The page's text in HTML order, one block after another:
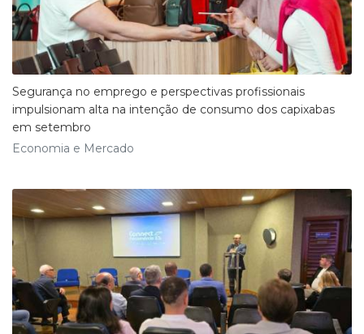
Segurança no emprego e perspectivas profissionais
impulsionam alta na intenção de consumo dos capixabas
em setembro
Economia e Mercado